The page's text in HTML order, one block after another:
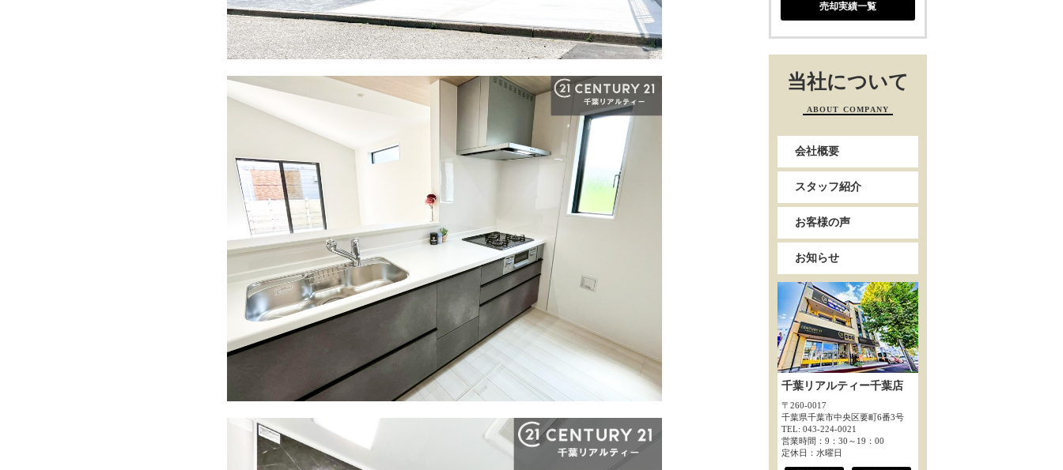
売却実績一覧
当社について
ABOUT COMPANY
会社概要
スタッフ紹介
お客様の声
お知らせ
千葉リアルティー千葉店
〒260-0017
千葉県千葉市中央区要町6番3号
TEL: 043-224-0021
営業時間：9：30～19：00
定休日：水曜日